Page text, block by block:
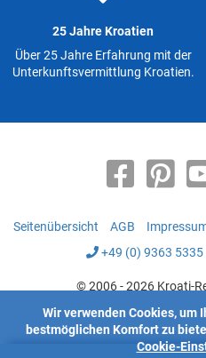
25 Jahre Kroatien
Über 25 Jahre Erfahrung mit der
Unterkunftsvermittlung Kroatien.
Seitenübersicht AGB
+49 (0) 9363 5335
© 2006 - 2026 Kroati-
Wir verwenden Cookies, um
bestmöglichen Komfort zu
Cookie-